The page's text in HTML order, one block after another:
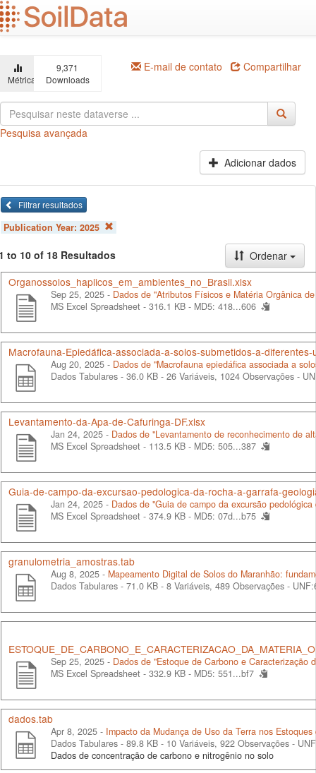
Ir
para
o
principal
Métricas
9,371
Downloads
E-mail de contato Compartilhar
Pesquisa avançada
Adicionar dados
Filtrar resultados
Publication Year: 2025
to 10 of 18 Resultados
Ordenar
Organossolos_haplicos_em_ambientes_no_Brasil.xlsx
Sep 25, 2025 - Dados de "Atributos Físicos e Matéria Orgânica
MS Excel Spreadsheet - 316.1 KB - MD5: 418...606
Macrofauna-Epiedáfica-associada-a-solos-submetidos-a-
Aug 20, 2025 - Dados de "Macrofauna epiedáfica associada a
Dados Tabulares - 36.0 KB - 26 Variáveis, 1024 Observações -
Levantamento-da-Apa-de-Cafuringa-DF.xlsx
Jan 24, 2025 - Dados de "Levantamento de reconhecimento de
MS Excel Spreadsheet - 113.5 KB - MD5: 505...387
Guia-de-campo-da-excursao-pedologica-da-rocha-a-garrafa-
Jan 24, 2025 - Dados de "Guia de campo da excursão
MS Excel Spreadsheet - 374.9 KB - MD5: 07d...b75
granulometria_amostras.tab
Aug 8, 2025 - Mapeamento Digital de Solos do Maranhão:
Dados Tabulares - 71.0 KB - 8 Variáveis, 489 Observações -
Sep 25, 2025 - Dados de "Estoque de Carbono e
MS Excel Spreadsheet - 332.9 KB - MD5: 551...bf7
dados.tab
Apr 8, 2025 - Impacto da Mudança de Uso da Terra nos
Dados Tabulares - 89.8 KB - 10 Variáveis, 922 Observações -
Dados de concentração de carbono e nitrogênio no solo